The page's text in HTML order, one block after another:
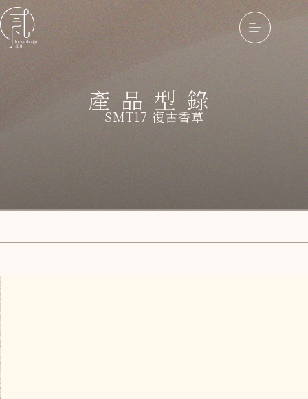
產品型錄
SMT17 復古香草